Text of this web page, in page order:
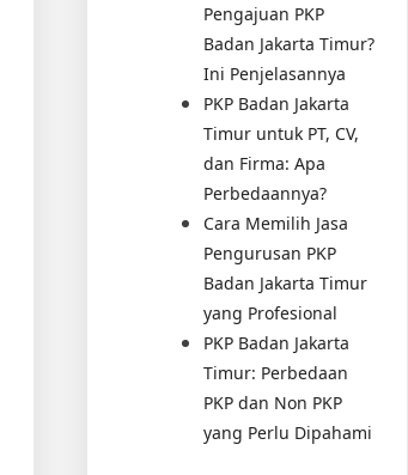
Pengajuan PKP
Badan Jakarta Timur?
Ini Penjelasannya
PKP Badan Jakarta
Timur untuk PT, CV,
dan Firma: Apa
Perbedaannya?
Cara Memilih Jasa
Pengurusan PKP
Badan Jakarta Timur
yang Profesional
PKP Badan Jakarta
Timur: Perbedaan
PKP dan Non PKP
yang Perlu Dipahami